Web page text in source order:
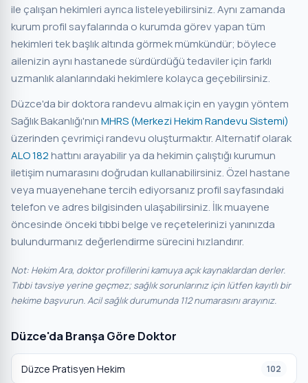
ile çalışan hekimleri ayrıca listeleyebilirsiniz. Aynı zamanda
kurum profil sayfalarında o kurumda görev yapan tüm
hekimleri tek başlık altında görmek mümkündür; böylece
ailenizin aynı hastanede sürdürdüğü tedaviler için farklı
uzmanlık alanlarındaki hekimlere kolayca geçebilirsiniz.
Düzce'da bir doktora randevu almak için en yaygın yöntem
Sağlık Bakanlığı'nınMHRS (Merkezi Hekim Randevu Sistemi)
üzerinden çevrimiçi randevu oluşturmaktır. Alternatif olarak
ALO 182hattını arayabilir ya da hekimin çalıştığı kurumun
iletişim numarasını doğrudan kullanabilirsiniz. Özel hastane
veya muayenehane tercih ediyorsanız profil sayfasındaki
telefon ve adres bilgisinden ulaşabilirsiniz. İlk muayene
öncesinde önceki tıbbi belge ve reçetelerinizi yanınızda
bulundurmanız değerlendirme sürecini hızlandırır.
Not: Hekim Ara, doktor profillerini kamuya açık kaynaklardan derler.
Tıbbi tavsiye yerine geçmez; sağlık sorunlarınız için lütfen kayıtlı bir
hekime başvurun. Acil sağlık durumunda 112 numarasını arayınız.
Düzce'da Branşa Göre Doktor
Düzce Pratisyen Hekim 102